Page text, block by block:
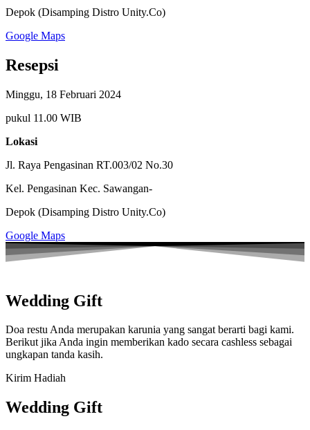
Depok (Disamping Distro Unity.Co)
Google Maps
Resepsi
Minggu, 18 Februari 2024
pukul 11.00 WIB
Lokasi
Jl. Raya Pengasinan RT.003/02 No.30
Kel. Pengasinan Kec. Sawangan-
Depok (Disamping Distro Unity.Co)
Google Maps
Wedding Gift
Doa restu Anda merupakan karunia yang sangat berarti bagi kami.
Berikut jika Anda ingin memberikan kado secara cashless sebagai
ungkapan tanda kasih.
Kirim Hadiah
Wedding Gift